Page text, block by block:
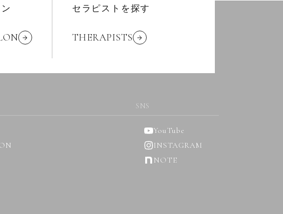
セラピストを探す
THERAPISTS
SNS
YouTube
INSTAGRAM
NOTE